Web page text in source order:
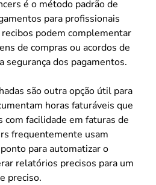
é o método padrão de
para profissionais
podem complementar
de compras ou acordos de
segurança dos pagamentos.
são outra opção útil para
horas faturáveis que
com facilidade em faturas de
frequentemente usam
para automatizar o
relatórios precisos para um
preciso.